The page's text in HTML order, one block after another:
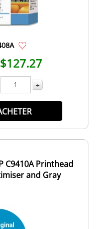
+
C9410A Printhead
and Gray